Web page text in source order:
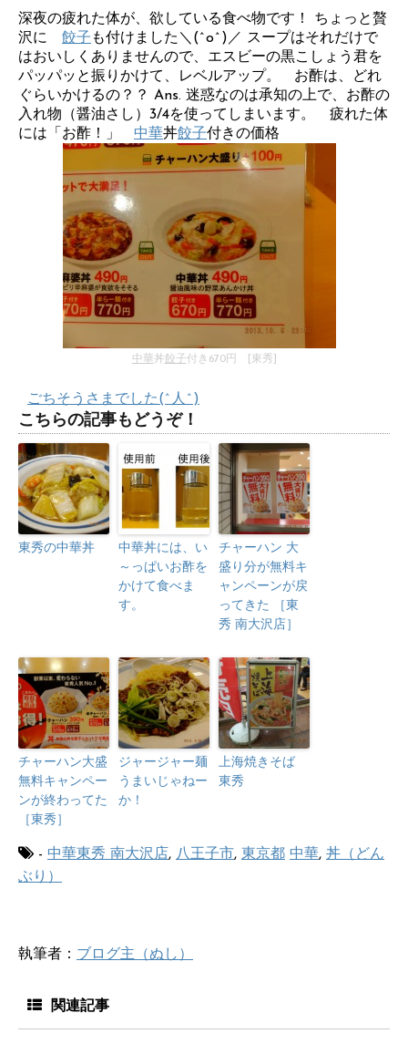
深夜の疲れた体が、欲している食べ物です！ ちょっと贅
沢に 餃子 も付けました＼(^o^)／ スープはそれだけで
はおいしくありませんので、エスビーの黒こしょう君を
パッパッと振りかけて、レベルアップ。 お酢は、どれ
ぐらいかけるの？？ Ans. 迷惑なのは承知の上で、お酢の
入れ物（醤油さし）3/4を使ってしまいます。 疲れた体
には「お酢！」 中華丼餃子付きの価格
中華丼餃子付き670円 [東秀]
ごちそうさまでした(^人^)
こちらの記事もどうぞ！
東秀の中華丼
中華丼には、い
～っぱいお酢を
かけて食べま
す。
チャーハン 大
盛り分が無料キ
ャンペーンが戻
ってきた ［東
秀 南大沢店］
チャーハン大盛
無料キャンペー
ンが終わってた
［東秀］
ジャージャー麺
うまいじゃねー
か！
上海焼きそば
東秀
- 中華東秀 南大沢店, 八王子市, 東京都 中華, 丼（どん
ぶり）
執筆者： ブログ主（ぬし）
関連記事